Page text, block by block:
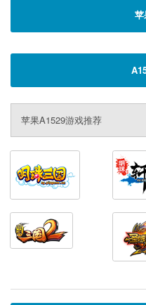
苹果A1529游戏推荐